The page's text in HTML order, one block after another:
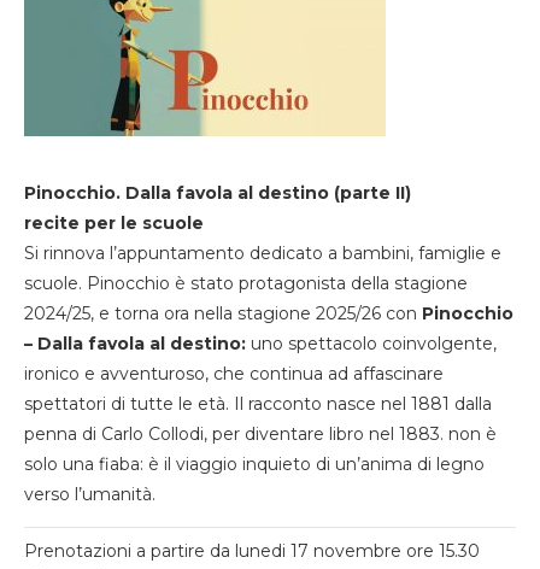
Pinocchio. Dalla favola al destino (parte II)
recite per le scuole
Si rinnova l’appuntamento dedicato a bambini, famiglie e
scuole. Pinocchio è stato protagonista della stagione
2024/25, e torna ora nella stagione 2025/26 con Pinocchio
– Dalla favola al destino: uno spettacolo coinvolgente,
ironico e avventuroso, che continua ad affascinare
spettatori di tutte le età. Il racconto nasce nel 1881 dalla
penna di Carlo Collodi, per diventare libro nel 1883. non è
solo una fiaba: è il viaggio inquieto di un’anima di legno
verso l’umanità.
Prenotazioni a partire da lunedi 17 novembre ore 15.30